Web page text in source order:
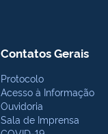
Contatos Gerais
Protocolo
Acesso à Informação
Ouvidoria
Sala de Imprensa